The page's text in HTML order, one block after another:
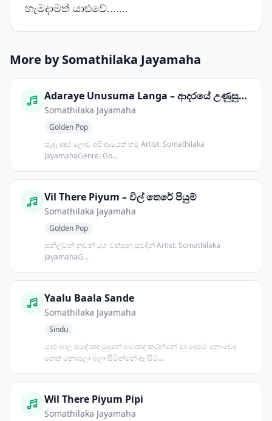
හැමදාමත් යාළුවේ.......
More by Somathilaka Jayamaha
Adaraye Unusuma Langa – ආදරයේ උණුසුම ළඟ
Somathilaka Jayamaha
Golden Pop
සැඳෑ අඳුර ලොව අපි ආයෙත් හමු Artist: Somathilaka
JayamahaGenre: Go...
Vil There Piyum – විල් තෙරේ පියුම්
Somathilaka Jayamaha
Golden Pop
සුනිල්වන් නුවන් යුග වත්සුනු සුවඳින් Artist: Somathilaka
JayamahaG...
Yaalu Baala Sande
Somathilaka Jayamaha
Sindu
යාළු බාල සඳේ කඳු මුදුනේ මොකද කරන්නේ මා දෙසම නොවෙද
නෙත් නොසලා බලා සිටින්නේ ඈ සිටි...
Wil There Piyum Pipi
Somathilaka Jayamaha